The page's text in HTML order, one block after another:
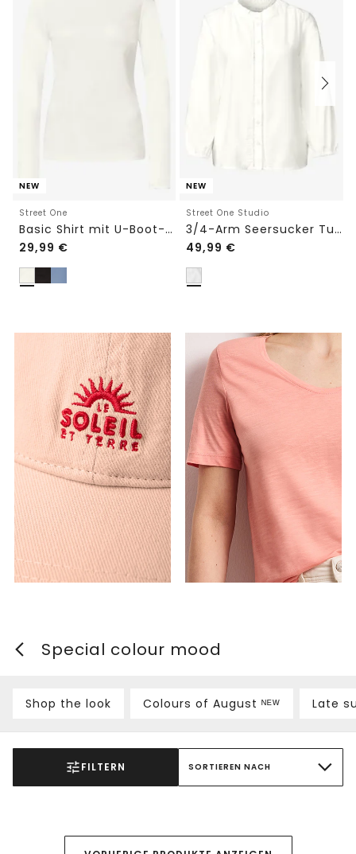
NEW
Street One
Basic Shirt mit U-Boot-Ausschnitt
29,99 €
NEW
Street One Studio
3/4-Arm Seersucker Tunika mit Tapedetails
49,99 €
Special colour mood
Shop the look Colours of August ᴺᴱᵂ Late
FILTERN SORTIEREN NACH